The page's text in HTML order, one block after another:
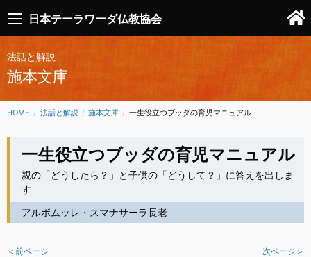
日本テーラワーダ仏教協会
法話と解説
施本文庫
HOME 法話と解説 施本文庫 CURRENT:
一生役立つブッダの育児マニュアル
一生役立つブッダの育児マニュアル
親の「どうしたら？」と子供の「どうして？」に答えを出しま
す
アルボムッレ・スマナサーラ長老
＜前ページ 次ページ＞